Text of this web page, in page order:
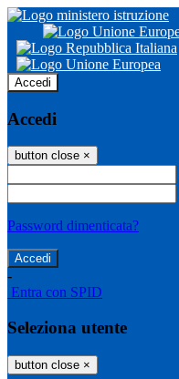
Accedi
Accedi
button close ×
Password dimenticata?
-
Entra con SPID
Seleziona utente
button close ×